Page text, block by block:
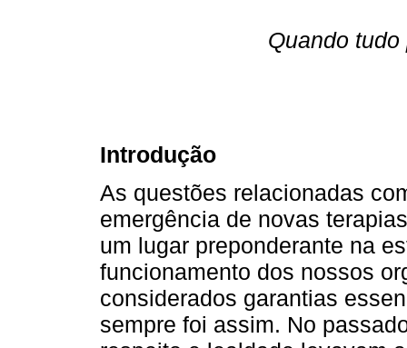
Quando
Introdução
As questões relacionadas
emergência de novas
um lugar preponderante na
funcionamento dos nossos
considerados garantias
sempre foi assim. No